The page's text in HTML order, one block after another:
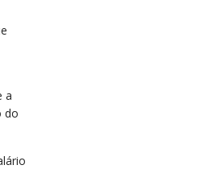
a
do